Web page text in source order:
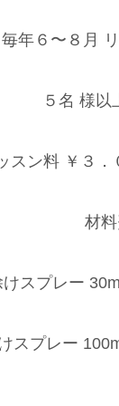
毎年６〜８月
５名 様以
スン料 ￥３．
材
けスプレー
スプレー